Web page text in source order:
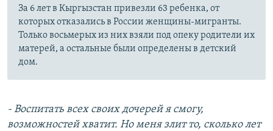
​За 6 лет в Кыргызстан привезли 63 ребенка, от
которых отказались в России женщины-мигранты.
Только восьмерых из них взяли под опеку родители их
матерей, а остальные были определены в детский
дом.​
- Воспитать всех своих дочерей я смогу,
возможностей хватит. Но меня злит то, сколько лет